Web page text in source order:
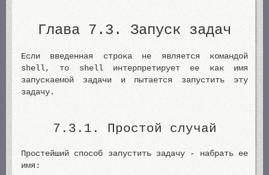
Глава 7.3. Запуск задач
Если введенная строка не является командой
shell, то shell интерпретирует ее как имя
запускаемой задачи и пытается запустить эту
задачу.
7.3.1. Простой случай
Простейший способ запустить задачу - набрать ее
имя: